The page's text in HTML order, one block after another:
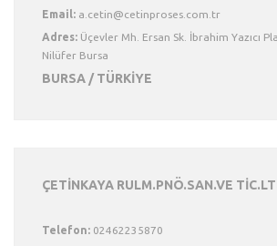
Email:
Adres: Üçevler Mh. Ersan Sk. İbrahim Yazıcı
Nilüfer Bursa
BURSA / TÜRKİYE
ÇETİNKAYA RULM.PNÖ.SAN.VE
Telefon: 02462235870